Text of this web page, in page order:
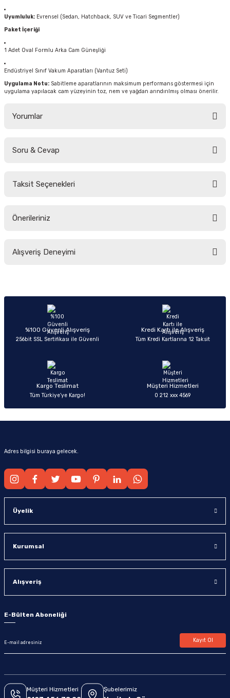
Uyumluluk: Evrensel (Sedan, Hatchback, SUV ve Ticari Segmentler)
Paket İçeriği
1 Adet Oval Formlu Arka Cam Güneşliği
Endüstriyel Sınıf Vakum Aparatları (Vantuz Seti)
Uygulama Notu: Sabitleme aparatlarının maksimum performans göstermesi için
uygulama yapılacak cam yüzeyinin toz, nem ve yağdan arındırılmış olması önerilir.
Yorumlar
Soru & Cevap
Taksit Seçenekleri
Önerileriniz
yetersiz gördüğünüz noktaları öneri formunu kullanarak tarafımıza
Ürün açıklamasında eksik bilgiler bulunuyor.
Ürün bilgilerinde hatalar bulunuyor.
Ürün fiyatı diğer sitelerden daha pahalı.
Alışveriş Deneyimi
Sitemize ilk yorumu siz yapın!
%100 Güvenli Alışveriş
256bit SSL Sertifikası ile Güvenli
Kredi Kartı ile Alışveriş
Tüm Kredi Kartlarına 12 Taksit
Kargo Teslimat
Tüm Türkiye’ye Kargo!
Müşteri Hizmetleri
0 212 xxx 4569
Adres bilgisi buraya gelecek.
Üyelik
Kurumsal
Alışveriş
E-Bülten Aboneliği
Kayıt Ol
Müşteri Hizmetleri Şubelerimiz